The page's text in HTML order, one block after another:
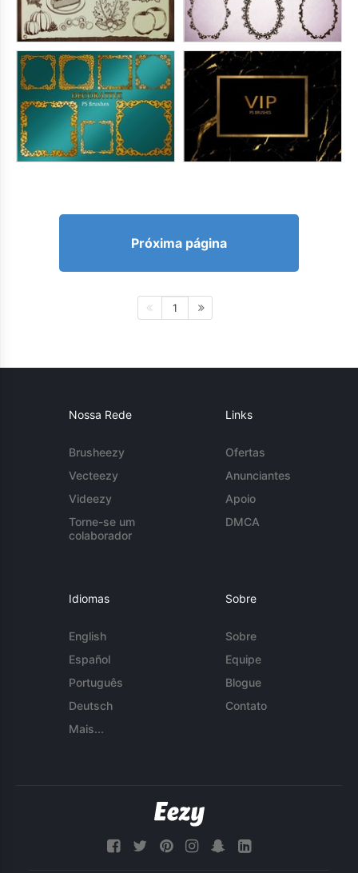
Próxima página
1
Nossa Rede
Brusheezy
Vecteezy
Videezy
Torne-se um
colaborador
Links
Ofertas
Anunciantes
Apoio
DMCA
Idiomas
English
Español
Português
Deutsch
Mais...
Sobre
Sobre
Equipe
Blogue
Contato